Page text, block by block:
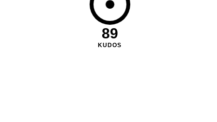
89
KUDOS